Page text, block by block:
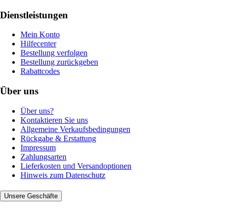
Dienstleistungen
Mein Konto
Hilfecenter
Bestellung verfolgen
Bestellung zurückgeben
Rabattcodes
Über uns
Über uns?
Kontaktieren Sie uns
Allgemeine Verkaufsbedingungen
Rückgabe & Erstattung
Impressum
Zahlungsarten
Lieferkosten und Versandoptionen
Hinweis zum Datenschutz
Unsere Geschäfte